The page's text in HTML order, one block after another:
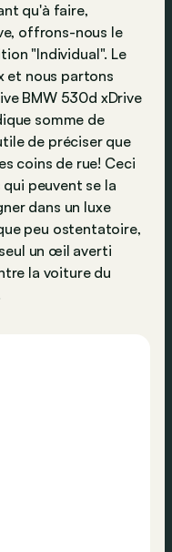
qu'à faire,
offrons-nous le
"Individual". Le
et nous partons
BMW 530d xDrive
somme de
de préciser que
coins de rue! Ceci
peuvent se la
dans un luxe
peu ostentatoire,
un œil averti
la voiture du